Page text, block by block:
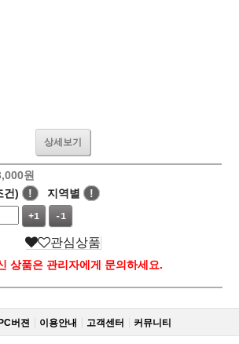
상세보기
원
건) ! 지역별
!
+1 -1
관심상품
상품은 관리자에게 문의하세요.
버젼 이용안내 고객센터 커뮤니티